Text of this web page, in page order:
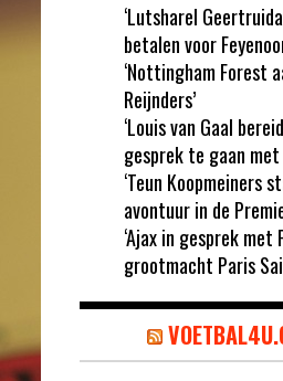
‘Lutsharel
betalen voor
‘Nottingham Forest
Reijnders’
‘Louis van Gaal
gesprek te gaan met
‘Teun Koopmeiners
avontuur in de
‘Ajax in gesprek met
grootmacht Paris